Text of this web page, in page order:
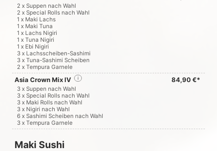
2 x Suppen nach Wahl
2 x Special Rolls nach Wahl
1 x Maki Lachs
1 x Maki Tuna
1 x Lachs Nigiri
1 x Tuna Nigiri
1 x Ebi Nigiri
3 x Lachsscheiben-Sashimi
3 x Tuna-Sashimi Scheiben
2 x Tempura Garnele
Asia Crown Mix IV 84,90 €*
i
3 x Suppen nach Wahl
3 x Special Rolls nach Wahl
3 x Maki Rolls nach Wahl
3 x Nigiri nach Wahl
6 x Sashimi Scheiben nach Wahl
3 x Tempura Garnele
Maki Sushi